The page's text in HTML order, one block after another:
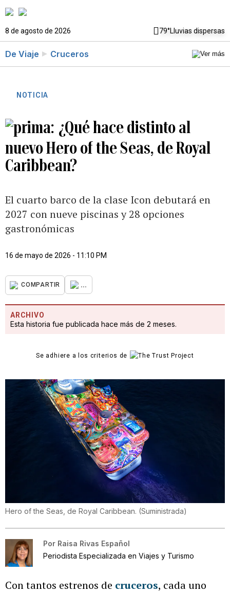
8 de agosto de 2026 79°Lluvias dispersas
De Viaje Cruceros
NOTICIA
¿Qué hace distinto al
nuevo Hero of the Seas, de Royal
Caribbean?
El cuarto barco de la clase Icon debutará en
2027 con nueve piscinas y 28 opciones
gastronómicas
16 de mayo de 2026 - 11:10 PM
COMPARTIR ...
ARCHIVO
Esta historia fue publicada hace más de 2 meses.
Se adhiere a los criterios de
Hero of the Seas, de Royal Caribbean. (Suministrada)
Por Raisa Rivas Español
Periodista Especializada en Viajes y Turismo
Con tantos estrenos de cruceros, cada uno